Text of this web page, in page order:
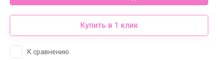
Купить в 1 клик
К сравнению